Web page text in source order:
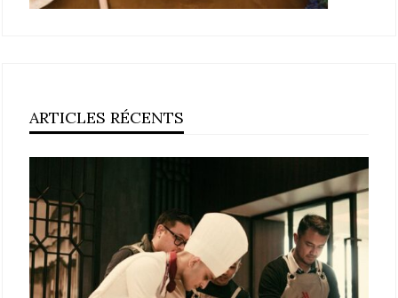
ARTICLES RÉCENTS